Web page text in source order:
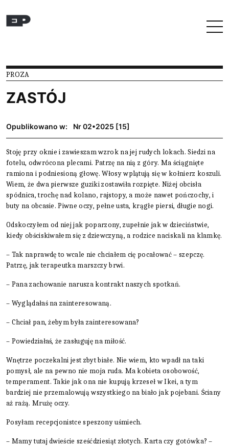
PROZA
ZASTÓJ
Opublikowano w: Nr 02•2025 [15]
Stoję przy oknie i zawieszam wzrok na jej rudych lokach. Siedzi na
fotelu, odwrócona plecami. Patrzę na nią z góry. Ma ściągnięte
ramiona i podniesioną głowę. Włosy wplątują się w kołnierz koszuli.
Wiem, że dwa pierwsze guziki zostawiła rozpięte. Niżej obcisła
spódnica, trochę nad kolano, rajstopy, a może nawet pończochy, i
buty na obcasie. Piwne oczy, pełne usta, krągłe piersi, długie nogi.
Odskoczyłem od niej jak poparzony, zupełnie jak w dzieciństwie,
kiedy obściskiwałem się z dziewczyną, a rodzice naciskali na klamkę.
– Tak naprawdę to wcale nie chciałem cię pocałować – szepczę.
Patrzę, jak terapeutka marszczy brwi.
– Pana zachowanie narusza kontrakt naszych spotkań.
– Wyglądałaś na zainteresowaną.
– Chciał pan, żebym była zainteresowana?
– Powiedziałaś, że zasługuję na miłość.
Wnętrze poczekalni jest zbyt białe. Nie wiem, kto wpadł na taki
pomysł, ale na pewno nie moja ruda. Ma kobieta osobowość,
temperament. Takie jak ona nie kupują krzeseł w Ikei, a tym
bardziej nie przemalowują wszystkiego na biało jak pojebani. Ściany
aż rażą. Mrużę oczy.
Posyłam recepcjonistce speszony uśmiech.
– Mamy tutaj dwieście sześćdziesiąt złotych. Karta czy gotówka? –